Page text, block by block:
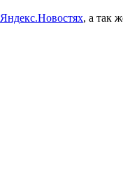
Яндекс.Новостях, а так